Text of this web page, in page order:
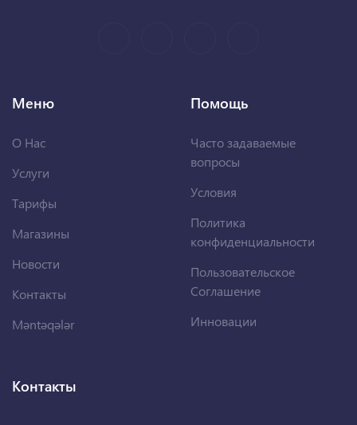
Меню
О Нас
Услуги
Тарифы
Магазины
Новости
Контакты
Məntəqələr
Помощь
Часто задаваемые
вопросы
Условия
Политика
конфиденциальности
Пользовательское
Соглашение
Инновации
Контакты